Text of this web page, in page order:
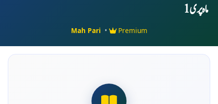
ماہ پری 1
Mah Pari • Premium